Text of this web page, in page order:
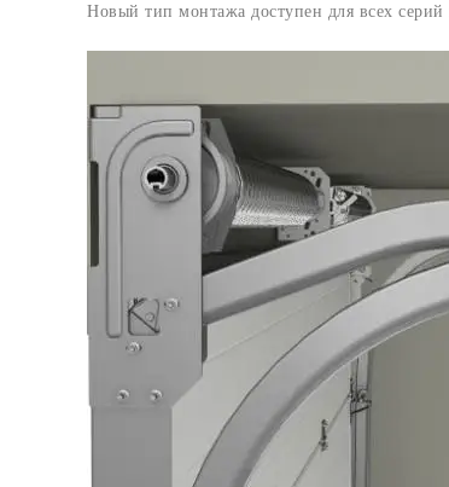
Новый тип монтажа доступен для всех